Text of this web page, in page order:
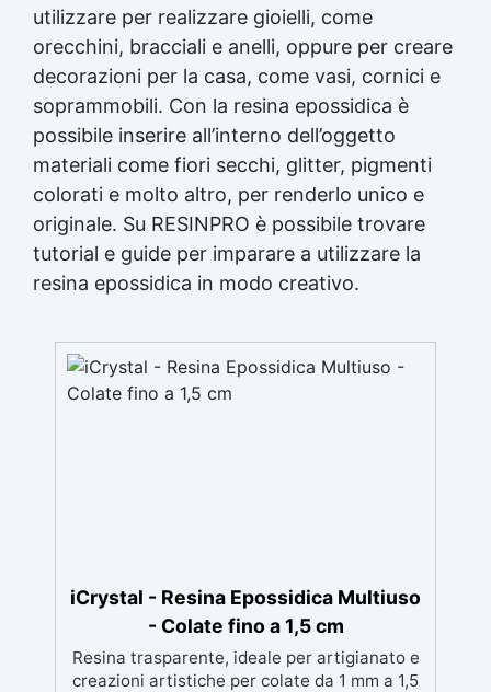
utilizzare per realizzare gioielli, come
orecchini, bracciali e anelli, oppure per creare
decorazioni per la casa, come vasi, cornici e
soprammobili. Con la resina epossidica è
possibile inserire all’interno dell’oggetto
materiali come fiori secchi, glitter, pigmenti
colorati e molto altro, per renderlo unico e
originale. Su RESINPRO è possibile trovare
tutorial e guide per imparare a utilizzare la
resina epossidica in modo creativo.
iCrystal - Resina Epossidica Multiuso
- Colate fino a 1,5 cm
Resina trasparente, ideale per artigianato e
creazioni artistiche per colate da 1 mm a 1,5